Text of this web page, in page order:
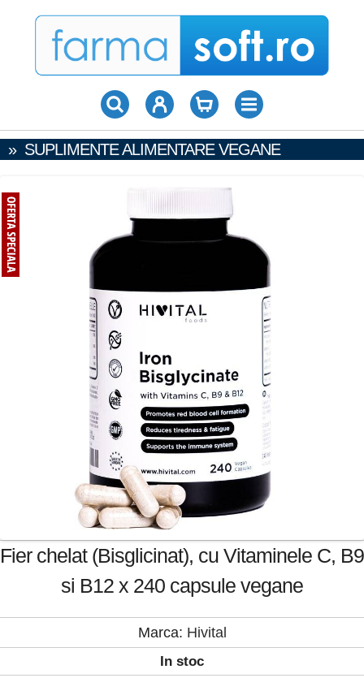
» SUPLIMENTE ALIMENTARE VEGANE
Fier chelat (Bisglicinat), cu Vitaminele C, B9
si B12 x 240 capsule vegane
Marca: Hivital
In stoc